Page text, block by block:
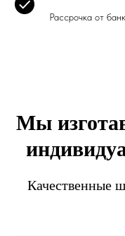
Рассрочка от
Мы
Качественные